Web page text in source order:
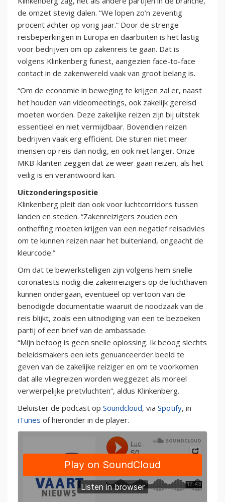
de omzet stevig dalen. “We lopen zo’n zeventig
procent achter op vorig jaar.” Door de strenge
reisbeperkingen in Europa en daarbuiten is het lastig
voor bedrijven om op zakenreis te gaan. Dat is
volgens Klinkenberg funest, aangezien face-to-face
contact in de zakenwereld vaak van groot belang is.
“Om de economie in beweging te krijgen zal er, naast
het houden van videomeetings, ook zakelijk gereisd
moeten worden. Deze zakelijke reizen zijn bij uitstek
essentieel en niet vermijdbaar. Bovendien reizen
bedrijven vaak erg efficiënt. Die sturen niet meer
mensen op reis dan nodig, en ook niet langer. Onze
MKB-klanten zeggen dat ze weer gaan reizen, als het
veilig is en verantwoord kan.
Uitzonderingspositie
Klinkenberg pleit dan ook voor luchtcorridors tussen
landen en steden. “Zakenreizigers zouden een
ontheffing moeten krijgen van een negatief reisadvies
om te kunnen reizen naar het buitenland, ongeacht de
kleurcode.”
Om dat te bewerkstelligen zijn volgens hem snelle
coronatests nodig die zakenreizigers op de luchthaven
kunnen ondergaan, eventueel op vertoon van de
benodigde documentatie waaruit de noodzaak van de
reis blijkt, zoals een uitnodiging van een te bezoeken
partij of een brief van de ambassade.
“Mijn betoog is geen snelle oplossing. Ik beoog slechts
beleidsmakers een iets genuanceerder beeld te
geven van de zakelijke reiziger en om te voorkomen
dat alle vliegreizen worden weggezet als moreel
verwerpelijke pretvluchten”, aldus Klinkenberg.
Beluister de podcast op Soundcloud, via Spotify, in
iTunes of hieronder in de player.